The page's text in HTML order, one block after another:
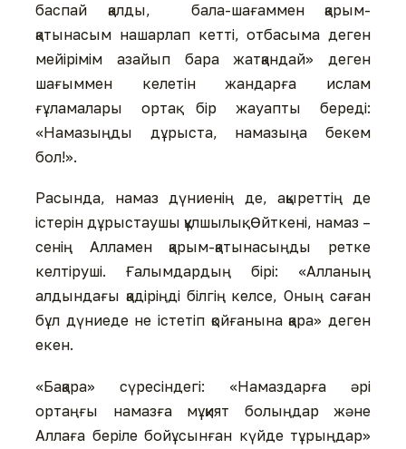
баспай қалды, бала-шағаммен қарым-
қатынасым нашарлап кетті, отбасыма деген
мейірімім азайып бара жатқандай» деген
шағыммен келетін жандарға ислам
ғұламалары ортақ бір жауапты береді:
«Намазыңды дұрыста, намазыңа бекем
бол!».
Расында, намаз дүниенің де, ақыреттің де
істерін дұрыстаушы құлшылық. Өйткені, намаз –
сенің Алламен қарым-қатынасыңды ретке
келтіруші. Ғалымдардың бірі: «Алланың
алдындағы қадіріңді білгің келсе, Оның саған
бұл дүниеде не істетіп қойғанына қара» деген
екен.
«Бақара» сүресіндегі: «Намаздарға әрі
ортаңғы намазға мұқият болыңдар және
Аллаға беріле бойұсынған күйде тұрыңдар»